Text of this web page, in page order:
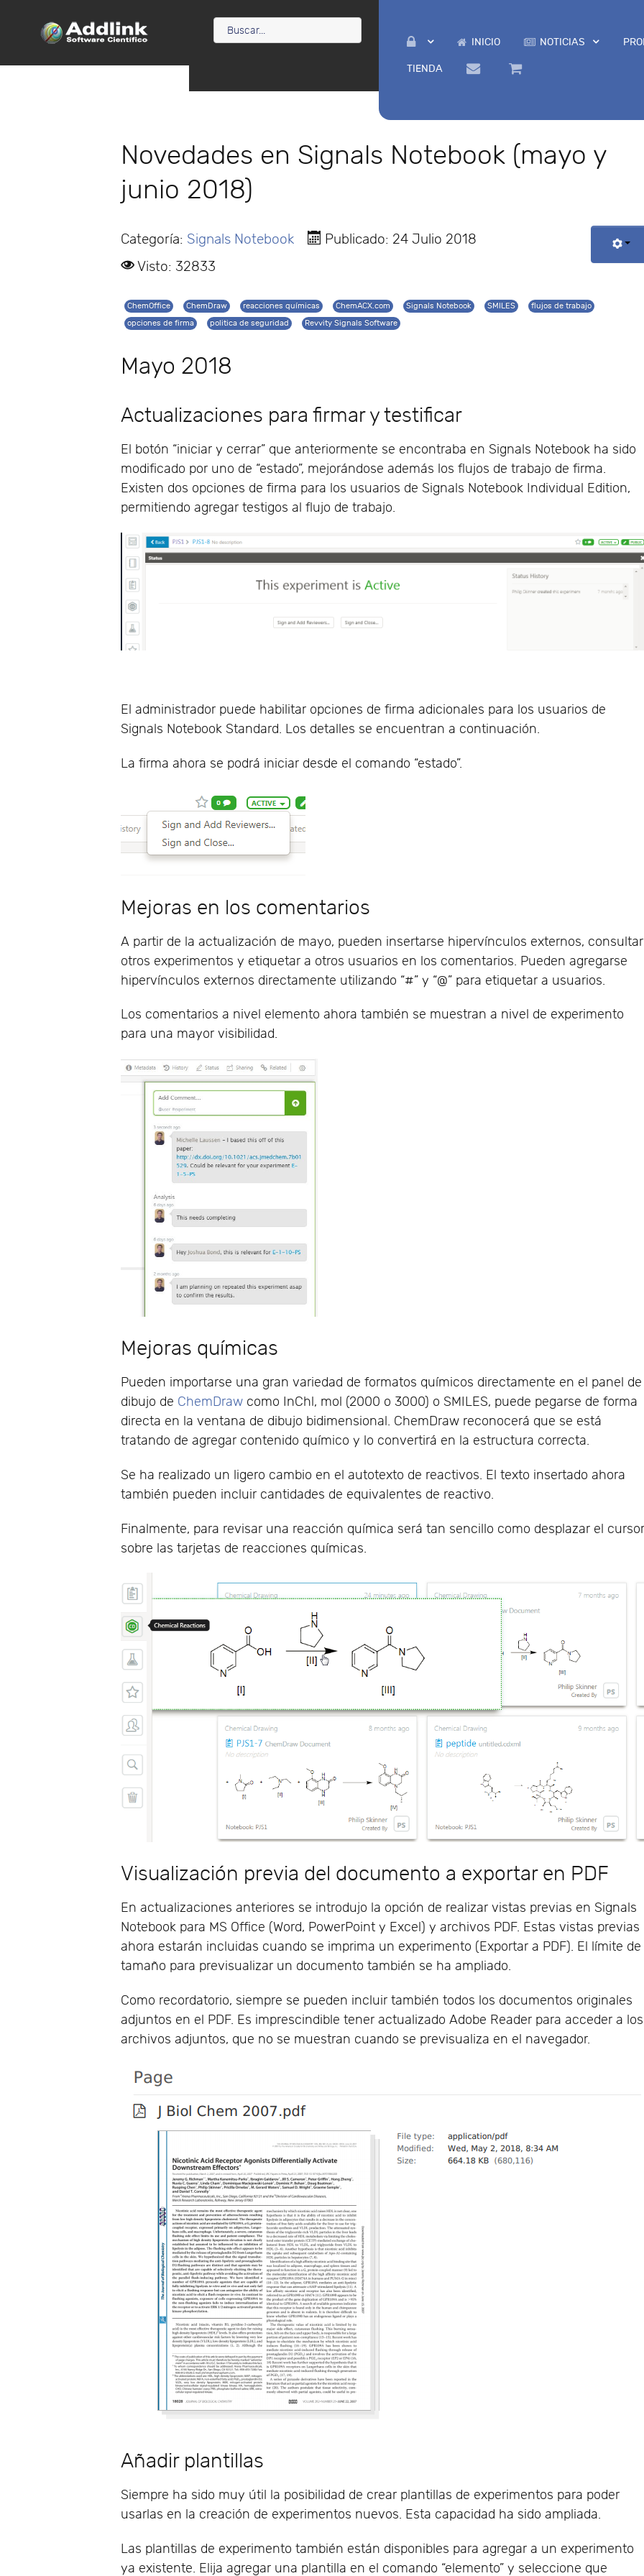
INICIO NOTICIAS
TIENDA
Novedades en Signals Notebook (mayo y
junio 2018)
Categoría: Signals Notebook
Publicado: 24 Julio 2018
Visto: 32833
ChemOffice ChemDraw reacciones químicas ChemACX.com Signals Notebook SMILES
flujos de trabajo
opciones de firma
politica de seguridad Revvity Signals Software
Mayo 2018
Actualizaciones para firmar y testificar
El botón “iniciar y cerrar” que anteriormente se encontraba en Signals Notebook ha sido
modificado por uno de “estado”, mejorándose además los flujos de trabajo de firma.
Existen dos opciones de firma para los usuarios de Signals Notebook Individual Edition,
permitiendo agregar testigos al flujo de trabajo.
El administrador puede habilitar opciones de firma adicionales para los usuarios de
Signals Notebook Standard. Los detalles se encuentran a continuación.
La firma ahora se podrá iniciar desde el comando “estado”.
Mejoras en los comentarios
A partir de la actualización de mayo, pueden insertarse hipervínculos externos, consultar
otros experimentos y etiquetar a otros usuarios en los comentarios. Pueden agregarse
hipervínculos externos directamente utilizando “#” y “@” para etiquetar a usuarios.
Los comentarios a nivel elemento ahora también se muestran a nivel de experimento
para una mayor visibilidad.
Mejoras químicas
Pueden importarse una gran variedad de formatos químicos directamente en el panel de
dibujo de ChemDraw como InChl, mol (2000 o 3000) o SMILES, puede pegarse de forma
directa en la ventana de dibujo bidimensional. ChemDraw reconocerá que se está
tratando de agregar contenido químico y lo convertirá en la estructura correcta.
Se ha realizado un ligero cambio en el autotexto de reactivos. El texto insertado ahora
también pueden incluir cantidades de equivalentes de reactivo.
Finalmente, para revisar una reacción química será tan sencillo como desplazar el
sobre las tarjetas de reacciones químicas.
Visualización previa del documento a exportar en PDF
En actualizaciones anteriores se introdujo la opción de realizar vistas previas en Signals
Notebook para MS Office (Word, PowerPoint y Excel) y archivos PDF. Estas vistas previas
ahora estarán incluidas cuando se imprima un experimento (Exportar a PDF). El límite de
tamaño para previsualizar un documento también se ha ampliado.
Como recordatorio, siempre se pueden incluir también todos los documentos originales
adjuntos en el PDF. Es imprescindible tener actualizado Adobe Reader para acceder a los
archivos adjuntos, que no se muestran cuando se previsualiza en el navegador.
Añadir plantillas
Siempre ha sido muy útil la posibilidad de crear plantillas de experimentos para poder
usarlas en la creación de experimentos nuevos. Esta capacidad ha sido ampliada.
Las plantillas de experimento también están disponibles para agregar a un experimento
ya existente. Elija agregar una plantilla en el comando “elemento” y seleccione que